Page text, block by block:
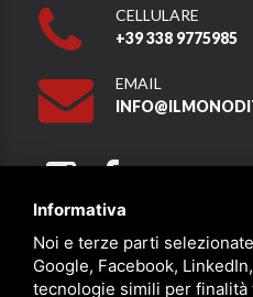
CELLULARE
+39 338 9775985
EMAIL
Informativa
Noi e terze parti
Google, Facebook,
tecnologie simili per